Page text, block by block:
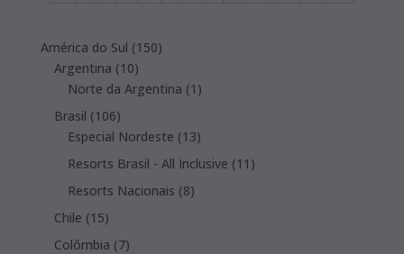
América do Sul 150150
Argentina 1010
products
Norte da Argentina 1 1
Brasil 106106
products
Especial Nordeste 1313
products
Resorts Brasil - All Inclusive 11 11
Resorts Nacionais 88
Chile 1515
products
Colômbia 77